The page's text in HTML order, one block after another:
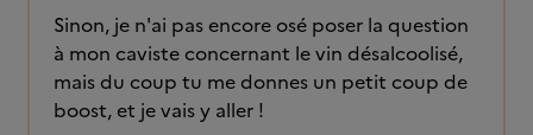
Sinon, je n'ai pas encore osé poser la question
à mon caviste concernant le vin désalcoolisé,
mais du coup tu me donnes un petit coup de
boost, et je vais y aller !